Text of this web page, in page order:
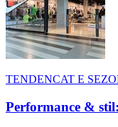
TENDENCAT E
Performance &